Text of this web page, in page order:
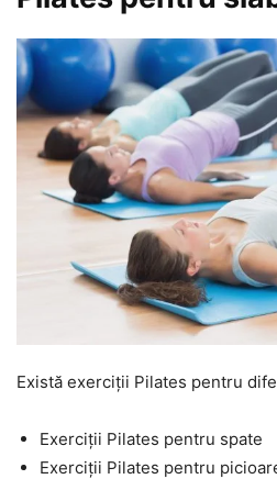
Există exerciții Pilates pentru
Exerciții Pilates pentru spate
Exerciții Pilates pentru